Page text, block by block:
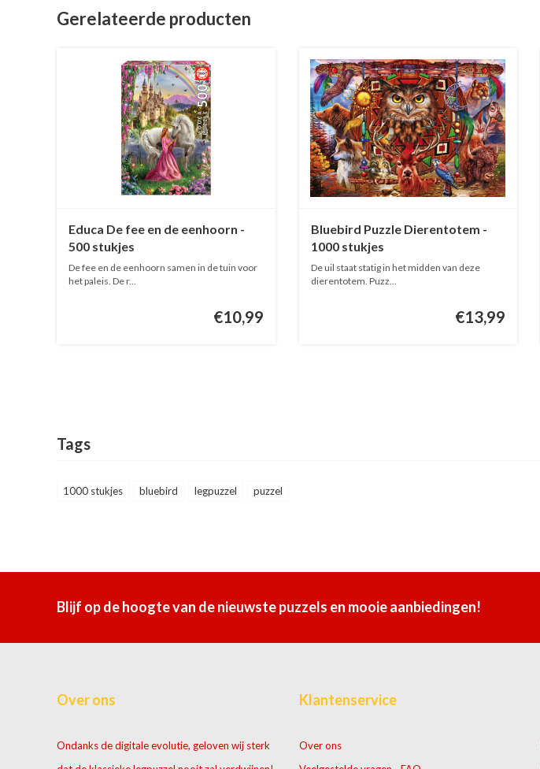
Gerelateerde producten
Educa De fee en de eenhoorn -
500 stukjes
De fee en de eenhoorn samen in de tuin voor
het paleis. De r...
€10,99
Bluebird Puzzle Dierentotem -
1000 stukjes
De uil staat statig in het midden van deze
dierentotem. Puzz...
€13,99
Tags
1000 stukjes bluebird legpuzzel puzzel
Blijf op de hoogte van de nieuwste puzzels en mooie aanbiedingen!
Over ons
Ondanks de digitale evolutie, geloven wij sterk
Klantenservice
Over ons